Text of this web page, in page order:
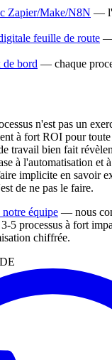
Zapier/Make/N8N —
feuille de route —
de bord — chaque
n'est pas un
à fort ROI pour
travail bien fait
à l'automatisation et
implicite en savoir
de ne pas le faire.
équipe — nous
5 processus à fort
chiffrée.